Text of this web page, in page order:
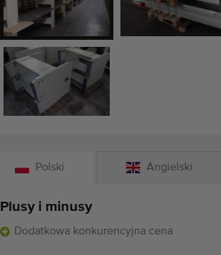
Polski Angielski
Plusy i minusy
Dodatkowa konkurencyjna cena